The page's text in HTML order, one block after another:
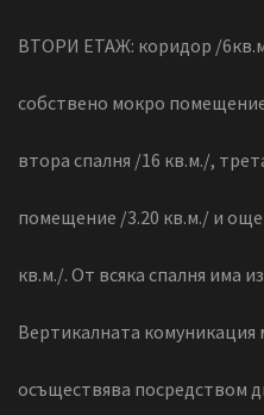
ВТОРИ ЕТАЖ: коридор /
собствено мокро
втора спалня /16 кв.м./,
помещение /3.20 кв.м./ и още
кв.м./. От всяка спалня има
Вертикалната комуникация
осъществява посредством